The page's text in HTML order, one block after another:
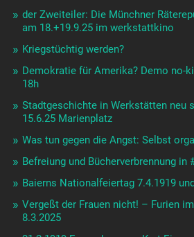
der Zweiteiler: Die Münchner
am 18.+19.9.25 im werkstattkino
Kriegstüchtig werden?
Demokratie für Amerika? Demo no-
18h
Stadtgeschichte in Werkstätten neu
15.6.25 Marienplatz
Was tun gegen die Angst: Selbst
Befreiung und Bücherverbrennung in
Baierns Nationalfeiertag 7.4.1919
Vergeßt der Frauen nicht! – Furien
8.3.2025